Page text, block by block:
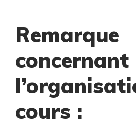
Remarque
concernant
cours :